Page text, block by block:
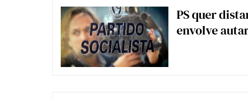
PS quer
envolve